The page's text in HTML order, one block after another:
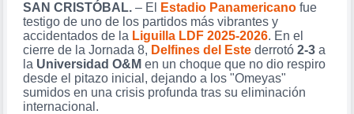
SAN CRISTÓBAL.– El Estadio Panamericanofue
testigo de uno de los partidos más vibrantes y
accidentados de la Liguilla LDF 2025-2026. En el
cierre de la Jornada 8, Delfines del Estederrotó 2-3a
la Universidad O&M en un choque que no dio respiro
desde el pitazo inicial, dejando a los "Omeyas"
sumidos en una crisis profunda tras su eliminación
internacional.